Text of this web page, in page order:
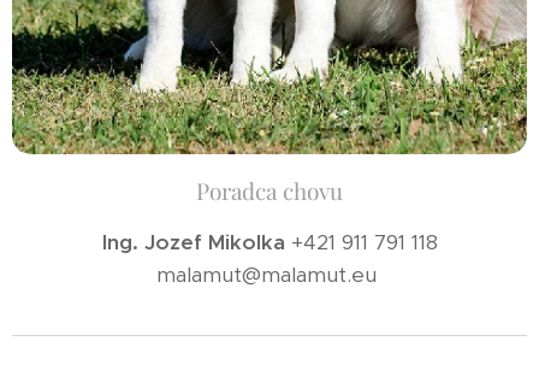
Poradca chovu
Ing. Jozef Mikolka +421 911 791 118
malamut@malamut.eu